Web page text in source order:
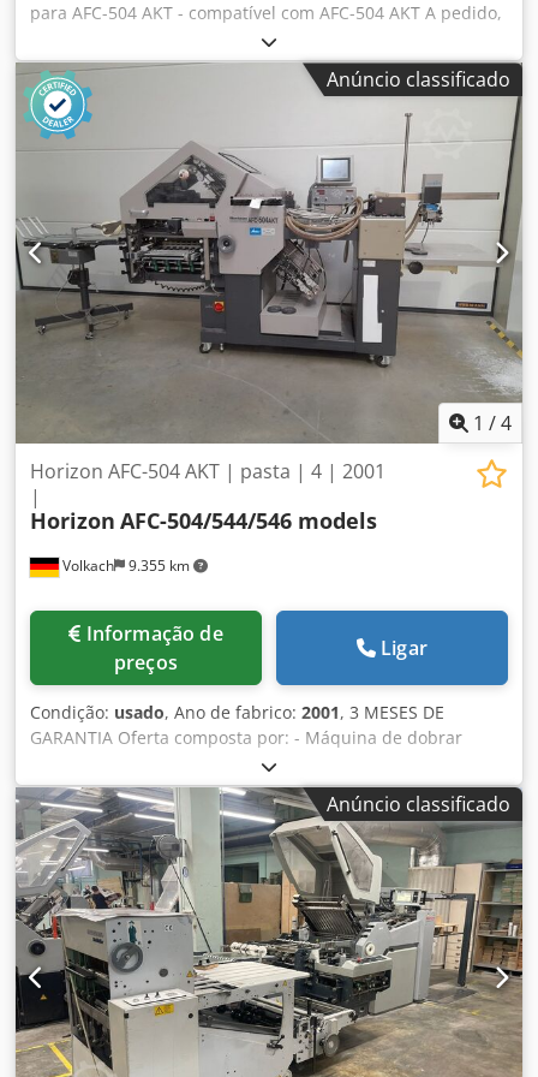
para AFC-504 AKT - compatível com AFC-504 AKT A pedido,
podemos organizar os seguintes artigos para si: Cedpfx
Ageu Sr Aysgoha Embalagem, carregamento, transporte
(por barco ou avião) incluindo o desalfandegamento
Obtenção de uma oferta de leasing
Anúncio classificado
1 /4
Volkach 9.355 km
Horizon AFC-504 AKT | pasta | 4 | 2001
|
Horizon AFC-504/544/546 models
preços
Ligar
Condição: usado, Ano de fabrico: 2001, 3 MESES DE
GARANTIA Oferta composta por: - Máquina de dobrar
Horizon AFC-504 AKT - Alimentador de pilha plana -
Entrega Horizon AFC-504 AKT Máquina de dobragem de 4
bolsos - Estado dos rolos: 0%. Cedpfx Aeu Sr Ehjggjha -
Tecnologia: Touch & Work - Prevenção de erros: Folha em
falta, folha dupla e controlo de encravamento - Tipos de
dobragem standard: 11 tipos de dobra padrão
predefinidos - Memória de trabalhos: 50 posições de
memória para trabalhos repetidos - Painel de controlo:
totalmente automático - Número de placas de dobragem:
1ª unidade de dobragem: 4 placas de fivelas + faca 2ª
unidade de dobragem: 2 placas de fivelas - Formato: máx.
490x650mm; mín. 120x172mm - Espessura de
processamento: 40-250g/m² - Altura de empilhamento:
Anúncio classificado